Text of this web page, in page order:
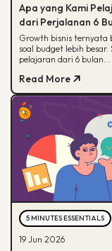
Apa yang Kami
dari Perjalanan 6
Membantu Sebuah
Outdoor
Growth bisnis ternyata
soal budget lebih besar.
pelajaran dari 6 bulan
memahami peran tiap
marketing
Read More
5 MINUTES ESSENTIALS
19 Jun 2026